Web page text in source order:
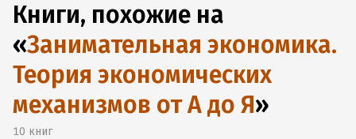
Книги, похожие на
«Занимательная экономика.
Теория экономических
механизмов от А до Я»
10 книг